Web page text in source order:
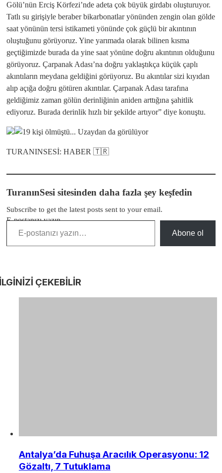
Gölü’nün Erciş Körfezi’nde adeta çok büyük girdabı oluşturuyor.
Tatlı su girişiyle beraber bikarbonatlar yönünden zengin olan gölde
saat yönünün tersi istikameti yönünde çok güçlü bir akıntının
oluştuğunu görüyoruz. Yine yarımada olarak bilinen kısma
geçtiğimizde burada da yine saat yönüne doğru akıntının olduğunu
görüyoruz. Çarpanak Adası’na doğru yaklaştıkça küçük çaplı
akıntıların meydana geldiğini görüyoruz. Bu akıntılar sizi kıyıdan
alıp açığa doğru götüren akıntılar. Çarpanak Adası tarafına
geldiğimiz zaman gölün derinliğinin aniden arttığına şahitlik
ediyoruz. Burada derinlik hızlı bir şekilde artıyor” diye konuştu.
TURANINSESİ: HABER 🇹🇷
TuranınSesi sitesinden daha fazla şey keşfedin
Subscribe to get the latest posts sent to your email.
E-postanızı yazın…
Abone ol
ÇEKEBİLİR
Antalya’da Fuhuşa Aracılık Operasyonu: 12
Gözaltı, 7 Tutuklama